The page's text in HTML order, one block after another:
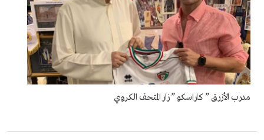
مدرب الأزرق ” كاراسكو ” زار المتحف الكروي